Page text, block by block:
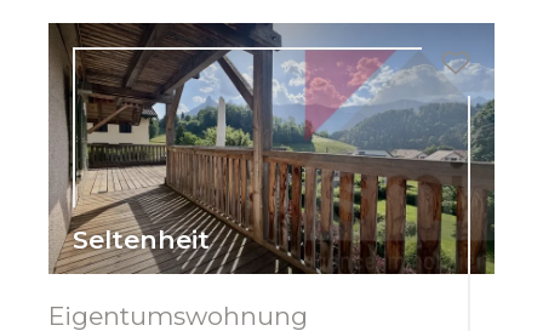
Seltenheit
Eigentumswohnung